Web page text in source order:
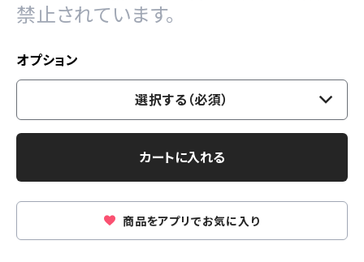
禁止されています。
オプション
選択する（必須）
カートに入れる
商品をアプリでお気に入り